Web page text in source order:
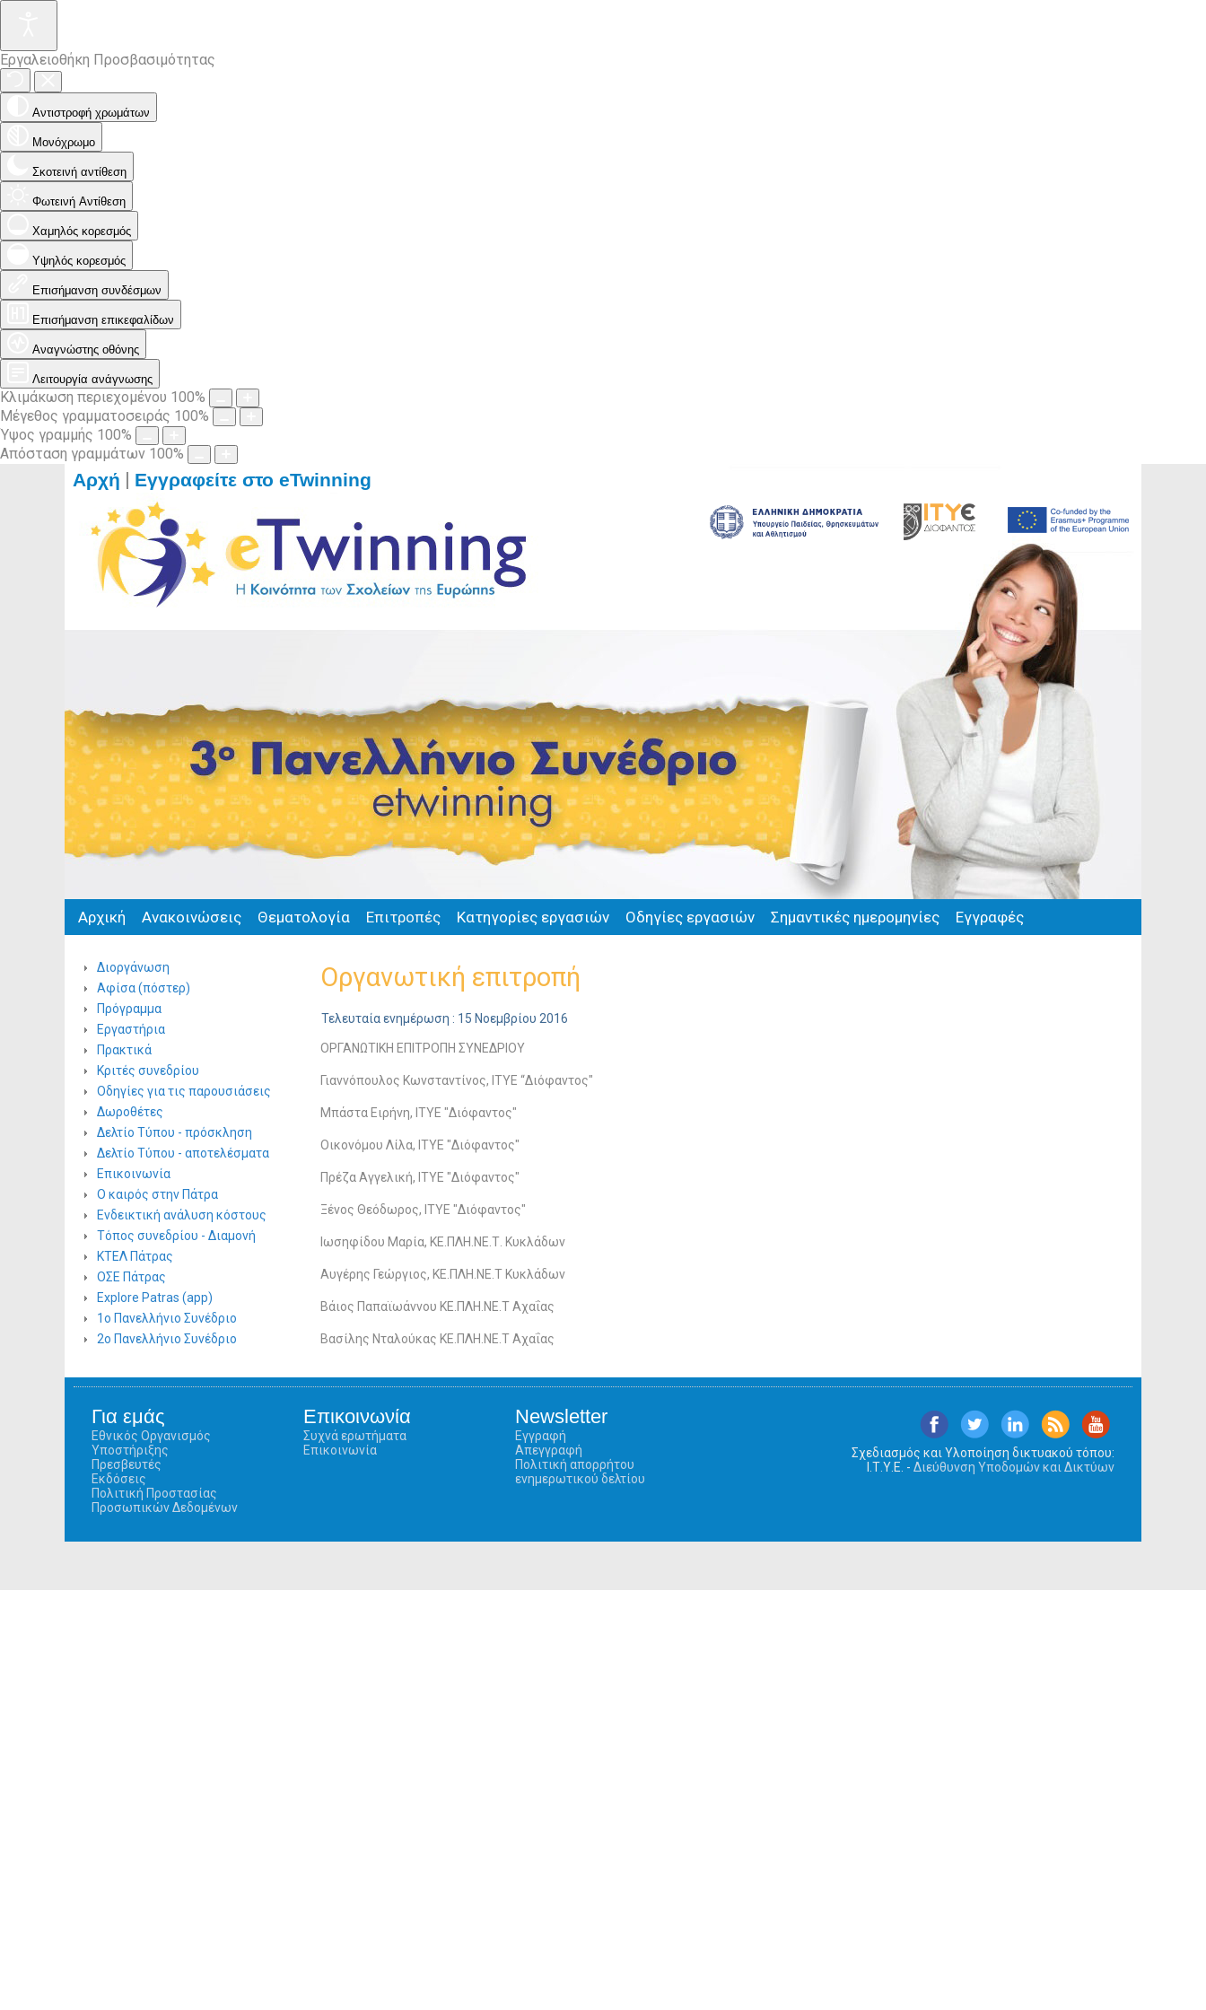
Εργαλειοθήκη Προσβασιμότητας
Αντιστροφή χρωμάτων
Μονόχρωμο
Σκοτεινή αντίθεση
Φωτεινή Αντίθεση
Χαμηλός κορεσμός
Υψηλός κορεσμός
Επισήμανση συνδέσμων
Επισήμανση επικεφαλίδων
Αναγνώστης οθόνης
Λειτουργία ανάγνωσης
Κλιμάκωση περιεχομένου 100%
Μέγεθος γραμματοσειράς 100%
Ύψος γραμμής 100%
Απόσταση γραμμάτων 100%
Αρχή | Εγγραφείτε στο eTwinning
Αρχική Ανακοινώσεις Θεματολογία Επιτροπές Κατηγορίες εργασιών Οδηγίες εργασιών Σημαντικές ημερομηνίες Εγγραφές
Διοργάνωση
Αφίσα (πόστερ)
Πρόγραμμα
Εργαστήρια
Πρακτικά
Κριτές συνεδρίου
Οδηγίες για τις παρουσιάσεις
Δωροθέτες
Δελτίο Τύπου - πρόσκληση
Δελτίο Τύπου - αποτελέσματα
Επικοινωνία
Ο καιρός στην Πάτρα
Ενδεικτική ανάλυση κόστους
Τόπος συνεδρίου - Διαμονή
ΚΤΕΛ Πάτρας
ΟΣΕ Πάτρας
Explore Patras (app)
1ο Πανελλήνιο Συνέδριο
2ο Πανελλήνιο Συνέδριο
Οργανωτική επιτροπή
Τελευταία ενημέρωση : 15 Νοεμβρίου 2016
ΟΡΓΑΝΩΤΙΚΗ ΕΠΙΤΡΟΠΗ ΣΥΝΕΔΡΙΟΥ
Γιαννόπουλος Κωνσταντίνος, ITYE “Διόφαντος"
Μπάστα Ειρήνη, ΙΤΥΕ "Διόφαντος"
Οικονόμου Λίλα, ITYE "Διόφαντος"
Πρέζα Αγγελική, ITYE "Διόφαντος"
Ξένος Θεόδωρος, ITYE "Διόφαντος"
Ιωσηφίδου Μαρία, ΚΕ.ΠΛΗ.ΝΕ.Τ. Κυκλάδων
Αυγέρης Γεώργιος, ΚΕ.ΠΛΗ.ΝΕ.Τ Κυκλάδων
Βάιος Παπαϊωάννου ΚΕ.ΠΛΗ.ΝΕ.Τ Αχαΐας
Βασίλης Νταλούκας ΚΕ.ΠΛΗ.ΝΕ.Τ Αχαΐας
Για εμάς
Εθνικός Οργανισμός
Υποστήριξης
Πρεσβευτές
Εκδόσεις
Πολιτική Προστασίας
Προσωπικών Δεδομένων
Επικοινωνία
Συχνά ερωτήματα
Επικοινωνία
Newsletter
Εγγραφή
Απεγγραφή
Πολιτική απορρήτου
ενημερωτικού δελτίου
Σχεδιασμός και Υλοποίηση δικτυακού τόπου:
Ι.Τ.Υ.Ε. - Διεύθυνση Υποδομών και Δικτύων